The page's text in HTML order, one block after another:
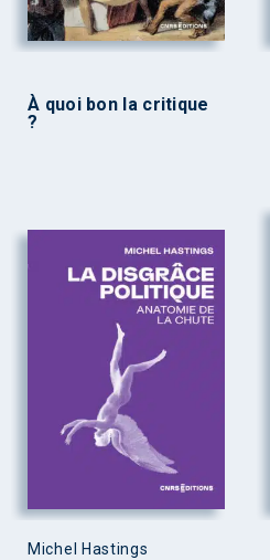
À quoi bon la critique
?
Michel Hastings